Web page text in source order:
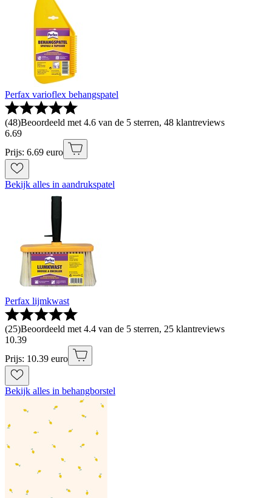
Perfax varioflex behangspatel
(48)Beoordeeld met 4.6 van de 5 sterren, 48 klantreviews
6.69
Prijs: 6.69 euro
Bekijk alles in aandrukspatel
Perfax lijmkwast
(25)Beoordeeld met 4.4 van de 5 sterren, 25 klantreviews
10.39
Prijs: 10.39 euro
Bekijk alles in behangborstel